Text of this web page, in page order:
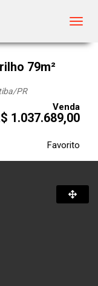
79m²
/PR
Venda
1.037.689,00
Favorito